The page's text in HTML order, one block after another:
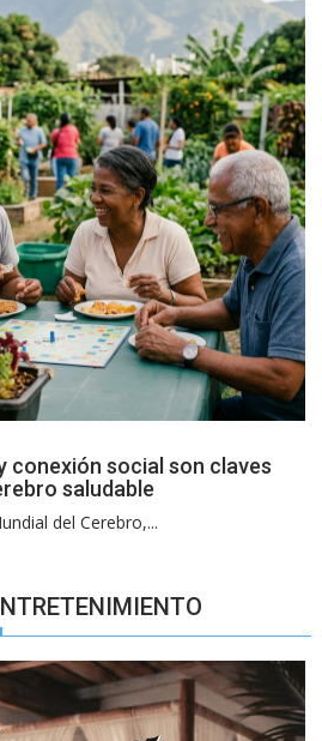
conexión social son claves
saludable
del Cerebro,...